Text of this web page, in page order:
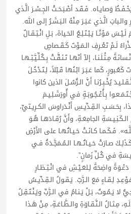
وَصايـاه. فَـقَـد أصْـبَـحَـتْ الجِـسْـرَ الَّـذي
الَّـذي عَـبَـرَ مِـنْهُ الـبَـشَـرُ إلى الله.
مَـوْتًـا يَـبْـتَـلِـعُ الحَـياة، بَـلِ انْـتِـقـالٌ
لَـمْ تَعْـرِفِ الـمَـوْتَ كَـقَـصاصٍ
مِـثْـلَـنـا، إلاّ أنّهـا تَـنَـقَّـتْ بِـكُـلِّـيَّـتِـهـا
كَما عَـبَـرَ ابْـنُها قَـبْلاً، لِـتَـدْخُـلَ
يُخْـبِـرُنـا أَنَّ الـرُّسُـلَ الذين كانوا
بِـأُعْـجُـوبَـةٍ في أُورَشَـلِـيـمَ
بِحَـسَـبِ الـقِـدِّيـسِ أَنْـدَراوسَ الكـرِيـتيِّ،
الجامِعَـةِ، وأَنَّ رُقـادَهـا هُـوَ
فَـكَـمـا كـانَـتْ حَـيـاتُهـا على الأَرْضِ
صـارَتْ حَـيـاتُـهـا الـمُـمَجَّـدَةُ فـي
في كُـلِّ زَمانٍ”.
واضِحَةً لِـلعَـيْـشِ في انْـتِـظـارِ
لِـقـاءٍ مَعَ الـرَّبّ. يَـقـولُ الـقِـدِّيـسُ
لا يَـمُـوتُ، بَـلْ يَـنـامُ في الـرَّبِّ ويَـنْـتَـقِـلُ
مِـثـالُ الـنَّـقـاوَةِ والـطَّـاعَـةِ، مِـنْ هَـذا